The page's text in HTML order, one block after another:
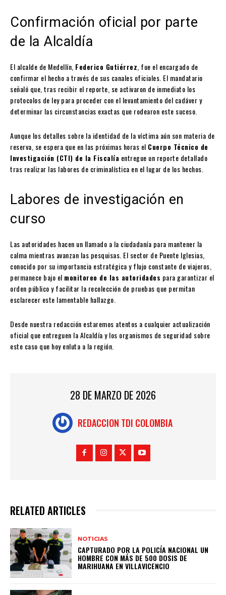
Confirmación oficial por parte
de la Alcaldía
El alcalde de Medellín, Federico Gutiérrez , fue el encargado de
confirmar el hecho a través de sus canales oficiales. El mandatario
señaló que, tras recibir el reporte, se activaron de inmediato los
protocolos de ley para proceder con el levantamiento del cadáver y
determinar las circunstancias exactas que rodearon este suceso.
Aunque los detalles sobre la identidad de la víctima aún son materia de
reserva, se espera que en las próximas horas el Cuerpo Técnico de
Investigación (CTI) de la Fiscalía entregue un reporte detallado
tras realizar las labores de criminalística en el lugar de los hechos.
Labores de investigación en
curso
Las autoridades hacen un llamado a la ciudadanía para mantener la
calma mientras avanzan las pesquisas. El sector de Puente Iglesias,
conocido por su importancia estratégica y flujo constante de viajeros,
permanece bajo el monitoreo de las autoridades para garantizar el
orden público y facilitar la recolección de pruebas que permitan
esclarecer este lamentable hallazgo.
Desde nuestra redacción estaremos atentos a cualquier actualización
oficial que entreguen la Alcaldía y los organismos de seguridad sobre
este caso que hoy enluta a la región.
28 DE MARZO DE 2026
REDACCION TDI COLOMBIA
RELATED ARTICLES
NOTICIAS
CAPTURADO POR LA POLICÍA NACIONAL UN
HOMBRE CON MÁS DE 500 DOSIS DE
MARIHUANA EN VILLAVICENCIO